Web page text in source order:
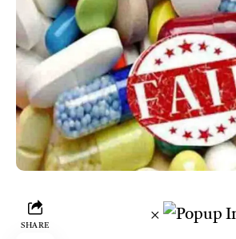
SHARE
×